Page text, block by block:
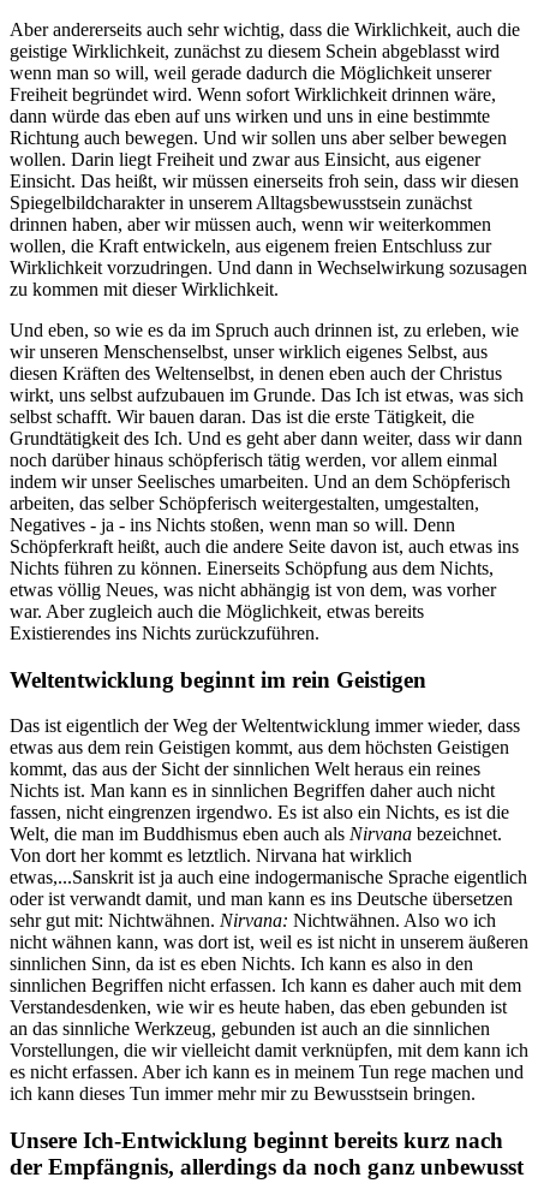
Aber andererseits auch sehr wichtig, dass die Wirklichkeit, auch die
geistige Wirklichkeit, zunächst zu diesem Schein abgeblasst wird
wenn man so will, weil gerade dadurch die Möglichkeit unserer
Freiheit begründet wird. Wenn sofort Wirklichkeit drinnen wäre,
dann würde das eben auf uns wirken und uns in eine bestimmte
Richtung auch bewegen. Und wir sollen uns aber selber bewegen
wollen. Darin liegt Freiheit und zwar aus Einsicht, aus eigener
Einsicht. Das heißt, wir müssen einerseits froh sein, dass wir diesen
Spiegelbildcharakter in unserem Alltagsbewusstsein zunächst
drinnen haben, aber wir müssen auch, wenn wir weiterkommen
wollen, die Kraft entwickeln, aus eigenem freien Entschluss zur
Wirklichkeit vorzudringen. Und dann in Wechselwirkung sozusagen
zu kommen mit dieser Wirklichkeit.
Und eben, so wie es da im Spruch auch drinnen ist, zu erleben, wie
wir unseren Menschenselbst, unser wirklich eigenes Selbst, aus
diesen Kräften des Weltenselbst, in denen eben auch der Christus
wirkt, uns selbst aufzubauen im Grunde. Das Ich ist etwas, was sich
selbst schafft. Wir bauen daran. Das ist die erste Tätigkeit, die
Grundtätigkeit des Ich. Und es geht aber dann weiter, dass wir dann
noch darüber hinaus schöpferisch tätig werden, vor allem einmal
indem wir unser Seelisches umarbeiten. Und an dem Schöpferisch
arbeiten, das selber Schöpferisch weitergestalten, umgestalten,
Negatives - ja - ins Nichts stoßen, wenn man so will. Denn
Schöpferkraft heißt, auch die andere Seite davon ist, auch etwas ins
Nichts führen zu können. Einerseits Schöpfung aus dem Nichts,
etwas völlig Neues, was nicht abhängig ist von dem, was vorher
war. Aber zugleich auch die Möglichkeit, etwas bereits
Existierendes ins Nichts zurückzuführen.
Weltentwicklung beginnt im rein Geistigen
Das ist eigentlich der Weg der Weltentwicklung immer wieder, dass
etwas aus dem rein Geistigen kommt, aus dem höchsten Geistigen
kommt, das aus der Sicht der sinnlichen Welt heraus ein reines
Nichts ist. Man kann es in sinnlichen Begriffen daher auch nicht
fassen, nicht eingrenzen irgendwo. Es ist also ein Nichts, es ist die
Welt, die man im Buddhismus eben auch als Nirvana bezeichnet.
Von dort her kommt es letztlich. Nirvana hat wirklich
etwas,...Sanskrit ist ja auch eine indogermanische Sprache eigentlich
oder ist verwandt damit, und man kann es ins Deutsche übersetzen
sehr gut mit: Nichtwähnen. Nirvana: Nichtwähnen. Also wo ich
nicht wähnen kann, was dort ist, weil es ist nicht in unserem äußeren
sinnlichen Sinn, da ist es eben Nichts. Ich kann es also in den
sinnlichen Begriffen nicht erfassen. Ich kann es daher auch mit dem
Verstandesdenken, wie wir es heute haben, das eben gebunden ist
an das sinnliche Werkzeug, gebunden ist auch an die sinnlichen
Vorstellungen, die wir vielleicht damit verknüpfen, mit dem kann ich
es nicht erfassen. Aber ich kann es in meinem Tun rege machen und
ich kann dieses Tun immer mehr mir zu Bewusstsein bringen.
Unsere Ich-Entwicklung beginnt bereits kurz nach
der Empfängnis, allerdings da noch ganz unbewusst